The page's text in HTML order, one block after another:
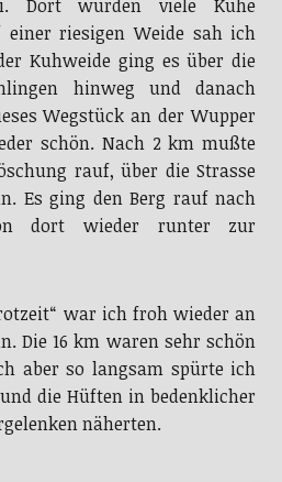
Dort wurden viele Kühe
riesigen Weide sah ich
Kuhweide ging es über die
hinweg und danach
Wegstück an der Wupper
schön. Nach 2 km mußte
rauf, über die Strasse
Es ging den Berg rauf nach
dort wieder runter zur
war ich froh wieder an
Die 16 km waren sehr schön
aber so langsam spürte ich
die Hüften in bedenklicher
näherten.